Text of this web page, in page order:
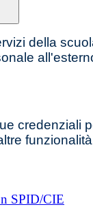
della
credenziali
SPID/CIE